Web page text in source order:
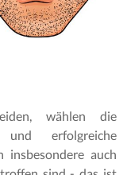
wählen die
und erfolgreiche
insbesondere auch